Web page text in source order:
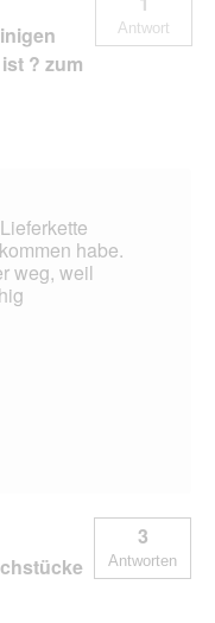
? zum
Antwort
habe.
weg, weil
3
Antworten